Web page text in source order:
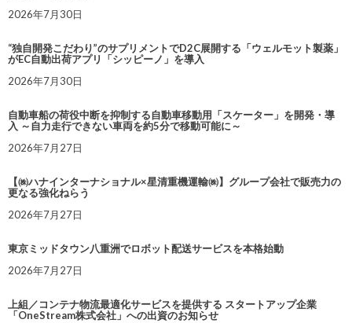
2026年7月30日
“独自開発こだわり”のサプリメントでD2C展開する「ウェルモット製薬」
がEC自動出荷アプリ「シッピーノ」を導入
2026年7月30日
自動車船の荷役中断を抑制する自動車移動用「スケーター」を開発・導
入 ～自力走行できない車両を約5分で移動可能に～
2026年7月27日
【㈱ハナインターナショナル×星清重機運輸㈱】グループ会社で販売力の
更なる強化ねらう
2026年7月27日
東京ミッドタウン八重洲でロボット配送サービスを本格始動
2026年7月27日
上組／コンテナ物流最適化サービスを提供する スタートアップ企業
「OneStream株式会社」への出資のお知らせ